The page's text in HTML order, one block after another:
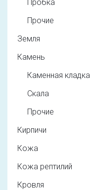
Пробка
Прочие
Земля
Камень
Каменная кладка
Скала
Прочие
Кирпичи
Кожа
Кожа рептилий
Кровля